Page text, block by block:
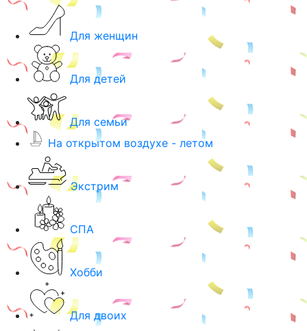
Для женщин
Для детей
Для семьи
На открытом воздухе - летом
Экстрим
СПА
Хобби
Для двоих